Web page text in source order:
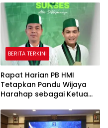
Pembagian Bendera
BERITA TERKINI
Rapat Harian PB HMI
Tetapkan Pandu Wijaya
Harahap sebagai Ketua